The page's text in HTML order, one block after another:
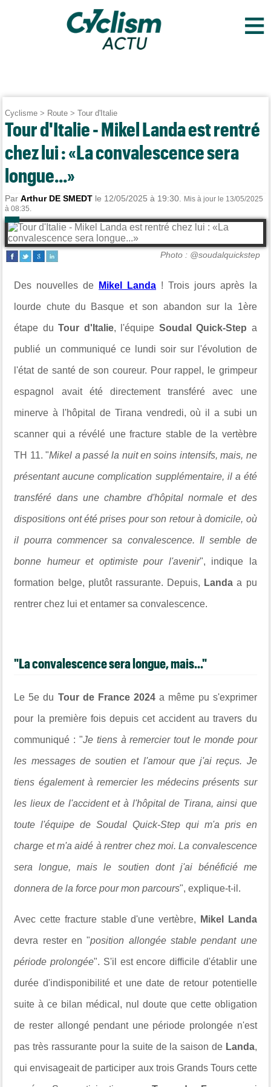
≡
Cyclisme > Route >Tour d'Italie
Tour d'Italie - Mikel Landa est rentré
chez lui : «La convalescence sera
longue...»
ParArthur DE SMEDT le 12/05/2025 à 19:30.
Mis à jour le 13/05/2025
à 08:35.
Photo : @soudalquickstep
Des nouvelles de Mikel Landa ! Trois jours après la
lourde chute du Basque et son abandon sur la 1ère
étape duTour d'Italie, l'équipe Soudal Quick-Step a
publié un communiqué ce lundi soir sur l'évolution de
l'état de santé de son coureur. Pour rappel, le grimpeur
espagnol avait été directement transféré avec une
minerve à l'hôpital de Tirana vendredi, où il a subi un
scanner qui a révélé une fracture stable de la vertèbre
TH 11. "Mikel a passé la nuit en soins intensifs, mais, ne
présentant aucune complication supplémentaire, il a été
transféré dans une chambre d'hôpital normale et des
dispositions ont été prises pour son retour à domicile, où
il pourra commencer sa convalescence. Il semble de
bonne humeur et optimiste pour l'avenir", indique la
formation belge, plutôt rassurante. Depuis, Landa a pu
rentrer chez lui et entamer sa convalescence.
"La convalescence sera longue, mais..."
Le 5e du Tour de France 2024a même pu s'exprimer
pour la première fois depuis cet accident au travers du
communiqué : "Je tiens à remercier tout le monde pour
les messages de soutien et l'amour que j'ai reçus. Je
tiens également à remercier les médecins présents sur
les lieux de l'accident et à l'hôpital de Tirana, ainsi que
toute l'équipe de Soudal Quick-Step qui m'a pris en
charge et m'a aidé à rentrer chez moi. La convalescence
sera longue, mais le soutien dont j'ai bénéficié me
donnera de la force pour mon parcours", explique-t-il.
Avec cette fracture stable d'une vertèbre, Mikel Landa
devra rester en "position allongée stable pendant une
période prolongée". S'il est encore difficile d'établir une
durée d'indisponibilité et une date de retour potentielle
suite à ce bilan médical, nul doute que cette obligation
de rester allongé pendant une période prolongée n'est
pas très rassurante pour la suite de la saison de Landa,
qui envisageait de participer aux trois Grands Tours cette